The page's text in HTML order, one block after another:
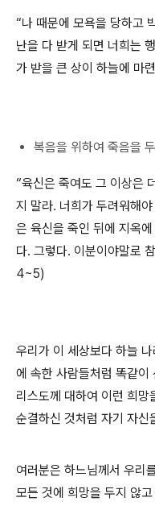
“나 때문에 모욕을 당하고
난을 다 받게 되면 너희는
가 받을 큰 상이 하늘에 마
복음을 위하여 죽음을
“육신은 죽여도 그 이상은
지 말라. 너희가 두려워해
은 육신을 죽인 뒤에 지옥
다. 그렇다. 이분이야말로
4~5)
우리가 이 세상보다 하늘
에 속한 사람들처럼 똑같이
리스도께 대하여 이런 희망
순결하신 것처럼 자기 자
여러분은 하느님께서 우리
모든 것에 희망을 두지 않